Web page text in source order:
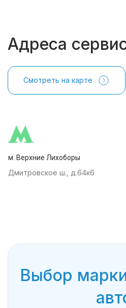
Адреса
Смотреть на карте
м. Верхние Лихоборы
Дмитровское ш., д.64к6
Выбор